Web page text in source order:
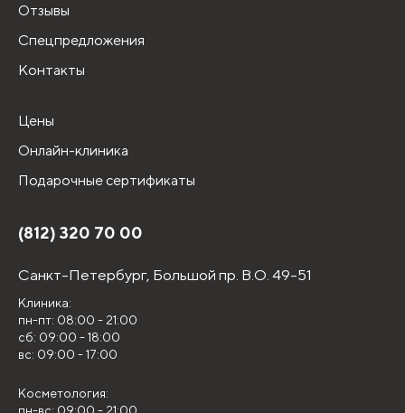
Отзывы
Спецпредложения
Контакты
Цены
Онлайн-клиника
Подарочные сертификаты
(812) 320 70 00
Санкт-Петербург, Большой пр. В.О. 49-51
Клиника:
пн-пт: 08:00 - 21:00
сб: 09:00 - 18:00
вс: 09:00 - 17:00
Косметология:
пн-вс: 09:00 - 21:00